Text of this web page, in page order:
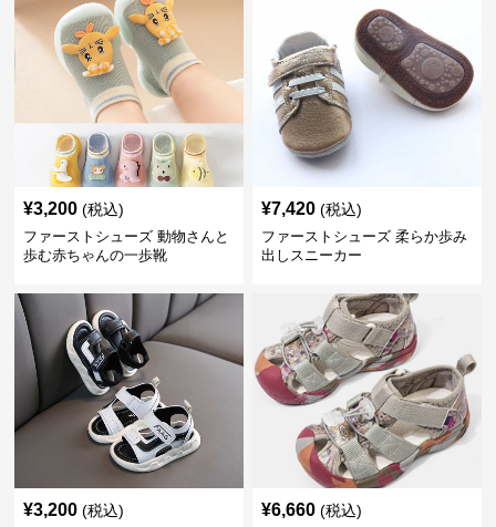
¥3,200 (税込)
ファーストシューズ 動物さんと
歩む赤ちゃんの一歩靴
¥7,420 (税込)
ファーストシューズ 柔らか歩み
出しスニーカー
¥3,200 (税込) ¥6,660 (税込)